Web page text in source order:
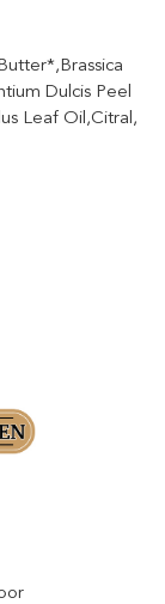
Dulcis Peel
Leaf Oil,Citral,